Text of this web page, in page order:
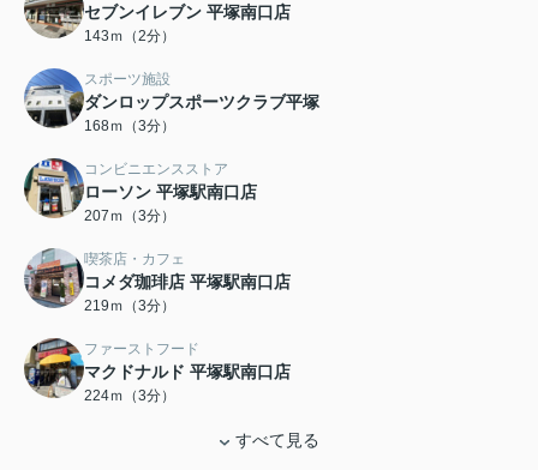
セブンイレブン 平塚南口店
143ｍ（2分）
スポーツ施設
ダンロップスポーツクラブ平塚
168ｍ（3分）
コンビニエンスストア
ローソン 平塚駅南口店
207ｍ（3分）
喫茶店・カフェ
コメダ珈琲店 平塚駅南口店
219ｍ（3分）
ファーストフード
マクドナルド 平塚駅南口店
224ｍ（3分）
すべて見る